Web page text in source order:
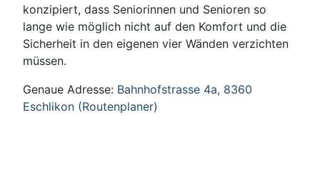
konzipiert, dass Seniorinnen und Senioren so
lange wie möglich nicht auf den Komfort und die
Sicherheit in den eigenen vier Wänden verzichten
müssen.
Genaue Adresse: Bahnhofstrasse 4a, 8360
Eschlikon (Routenplaner)